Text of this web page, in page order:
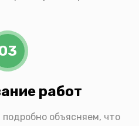
работ
объясняем, что